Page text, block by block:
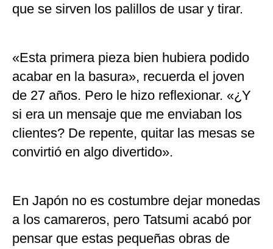
que se sirven los palillos de usar y tirar.
«Esta primera pieza bien hubiera podido
acabar en la basura», recuerda el joven
de 27 años. Pero le hizo reflexionar. «¿Y
si era un mensaje que me enviaban los
clientes? De repente, quitar las mesas se
convirtió en algo divertido».
En Japón no es costumbre dejar monedas
a los camareros, pero Tatsumi acabó por
pensar que estas pequeñas obras de